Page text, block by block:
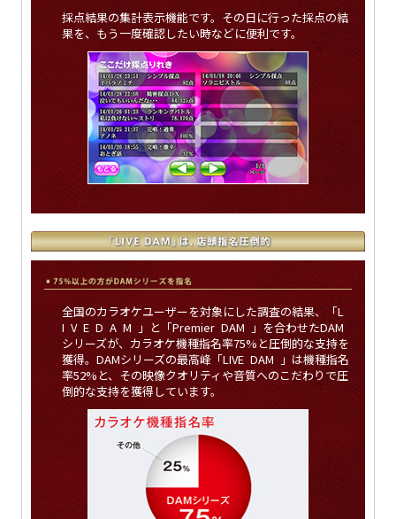
採点結果の集計表示機能です。その日に行った採点の結
果を、もう一度確認したい時などに便利です。
全国のカラオケユーザーを対象にした調査の結果、「L
I V E D A M 」と「Premier DAM 」を合わせたDAM
シリーズが、カラオケ機種指名率75%と圧倒的な支持を
獲得。DAMシリーズの最高峰「LIVE DAM 」は機種指名
率52%と、その映像クオリティや音質へのこだわりで圧
倒的な支持を獲得しています。